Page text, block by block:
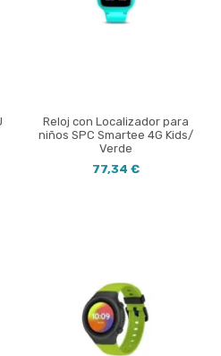
Reloj con Localizador para
niños SPC Smartee 4G Kids/
Verde
77,34 €